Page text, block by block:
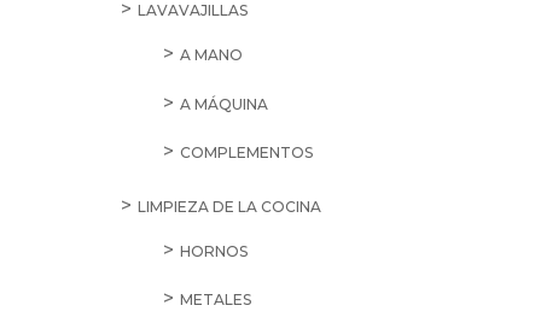
LAVAVAJILLAS
A MANO
A MÁQUINA
COMPLEMENTOS
LIMPIEZA DE LA COCINA
HORNOS
METALES